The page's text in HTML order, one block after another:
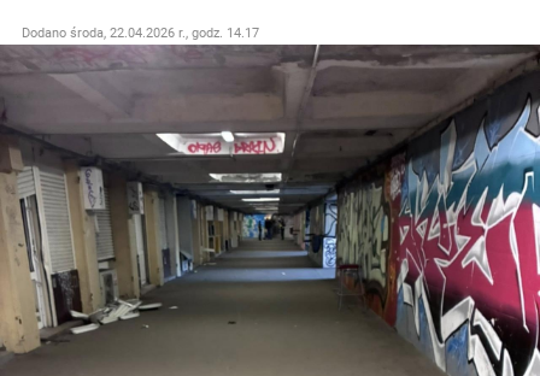
Dodano środa, 22.04.2026 r., godz. 14.17